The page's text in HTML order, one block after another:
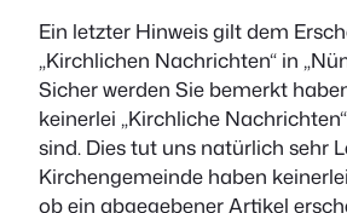
Ein letzter Hinweis gilt dem
„Kirchlichen Nachrichten“ in
Sicher werden Sie bemerkt
keinerlei „Kirchliche
sind. Dies tut uns natürlich sehr
Kirchengemeinde haben
ob ein abgegebener Artikel